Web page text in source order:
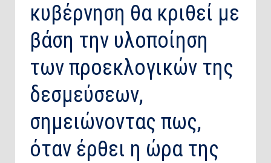
κυβέρνηση θα κριθεί με
βάση την υλοποίηση
των προεκλογικών της
δεσμεύσεων,
σημειώνοντας πως,
όταν έρθει η ώρα της